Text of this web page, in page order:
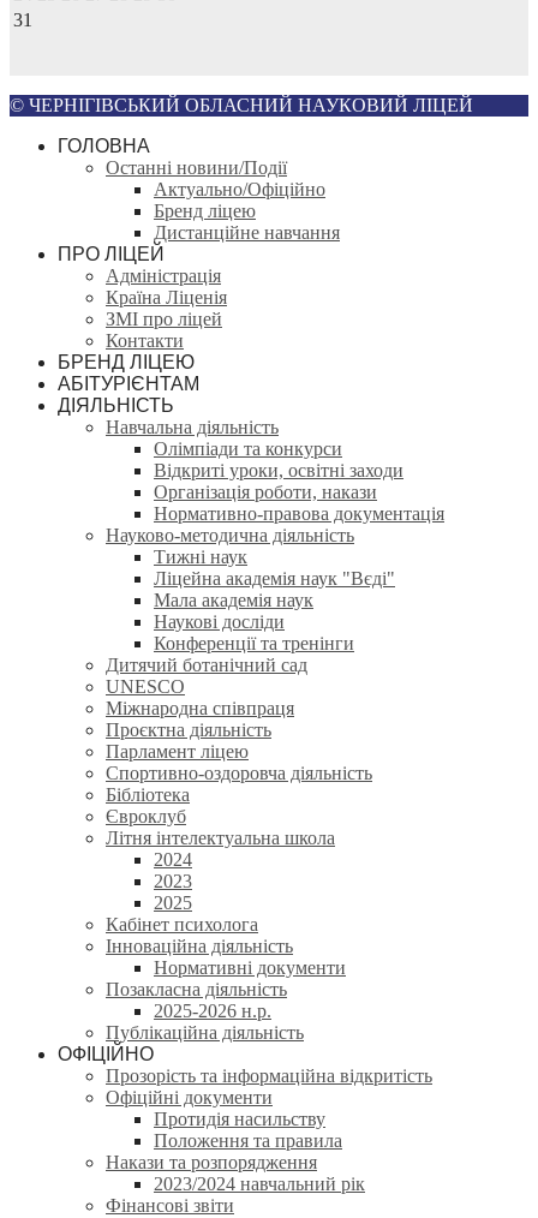
31
© ЧЕРНІГІВСЬКИЙ ОБЛАСНИЙ НАУКОВИЙ ЛІЦЕЙ
ГОЛОВНА
Останні новини/Події
Актуально/Офіційно
Бренд ліцею
Дистанційне навчання
ПРО ЛІЦЕЙ
Адміністрація
Країна Ліценія
ЗМІ про ліцей
Контакти
БРЕНД ЛІЦЕЮ
АБІТУРІЄНТАМ
ДІЯЛЬНІСТЬ
Навчальна діяльність
Олімпіади та конкурси
Відкриті уроки, освітні заходи
Організація роботи, накази
Нормативно-правова документація
Науково-методична діяльність
Тижні наук
Ліцейна академія наук "Вєді"
Мала академія наук
Наукові досліди
Конференції та тренінги
Дитячий ботанічний сад
UNESCO
Міжнародна співпраця
Проєктна діяльність
Парламент ліцею
Спортивно-оздоровча діяльність
Бібліотека
Євроклуб
Літня інтелектуальна школа
2024
2023
2025
Кабінет психолога
Інноваційна діяльність
Нормативні документи
Позакласна діяльність
2025-2026 н.р.
Публікаційна діяльність
ОФІЦІЙНО
Прозорість та інформаційна відкритість
Офіційні документи
Протидія насильству
Положення та правила
Накази та розпорядження
2023/2024 навчальний рік
Фінансові звіти